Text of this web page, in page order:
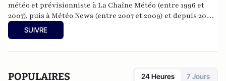
météo et prévisionniste à La Chaîne Météo (entre 1996 et
2007), puis à Météo News (entre 2007 et 2009) et depuis 2009
à BFMTV, il est également le créateur et responsable de la
sociétéMeteo-Villes
SUIVRE
POPULAIRES 24 Heures 7 Jours